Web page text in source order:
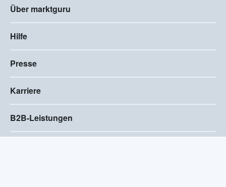
Über marktguru
Hilfe
Presse
Karriere
B2B-Leistungen